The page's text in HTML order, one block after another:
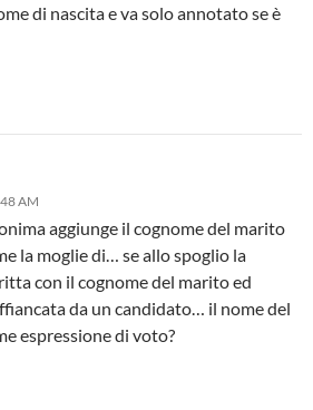
di nascita e va solo annotato se è
AM
aggiunge il cognome del marito
la moglie di… se allo spoglio la
con il cognome del marito ed
da un candidato… il nome del
espressione di voto?